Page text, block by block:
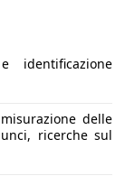
ESPOSTA
identificazione
delle
ricerche sul